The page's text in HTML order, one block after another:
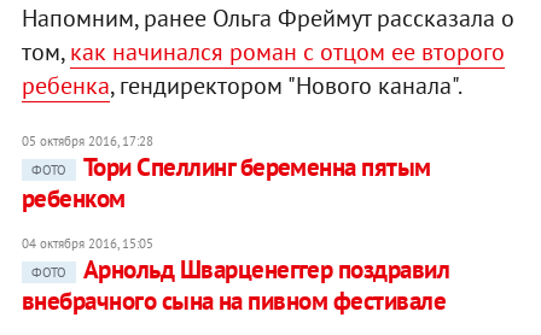
Напомним, ранее Ольга Фреймут рассказала о
том,как начинался роман с отцом ее второго
ребенка, гендиректором "Нового канала".
05 октября 2016, 17:28
ФОТО
Тори Спеллинг беременна пятым
ребенком
04 октября 2016, 15:05
ФОТО
Арнольд Шварценеггер поздравил
внебрачного сына на пивном фестивале